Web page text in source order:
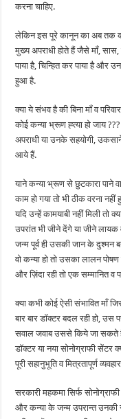
करना चाहिए.
लेकिन इस पूरे कानून का अब तक
मुख्य अपराधी होते हैं जैसे माँ,
पाया है, चिन्हित कर पाया है और
हुआ है.
क्या ये संभव है की बिना माँ व
कोई कन्या भ्रूण ह्त्या हो जाय
अपराधी या उनके सहयोगी,
आये हैं.
याने कन्या भ्रूण से छुटकारा पाने
काम हो गया तो भी ठीक वरना
यदि उन्हें कामयाबी नहीं मिली तो
उपरांत भी जीने देंगे या जीने
जन्म पूर्व ही उसकी जान के दुश्मन
वो कन्या हो तो उसका लालन
और ज़िंदा रही तो एक सम्मानित व
क्या कभी कोई ऐसी संभावित माँ
बार बार डॉक्टर बदल रही हो,
सवाल जवाब उससे किये जा सकते
डॉक्टर या नया सोनोग्राफी सेंटर
पूरी सहानुभूति व मित्रतापूर्ण
सरकारी महकमा सिर्फ
और कन्या के जन्म उपरान्त